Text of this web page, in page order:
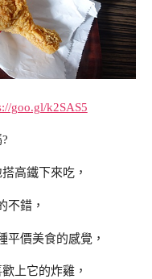
goo.gl/k2SAS5
高鐵下來吃，
不錯，
平價美食的感覺，
上它的炸雞，